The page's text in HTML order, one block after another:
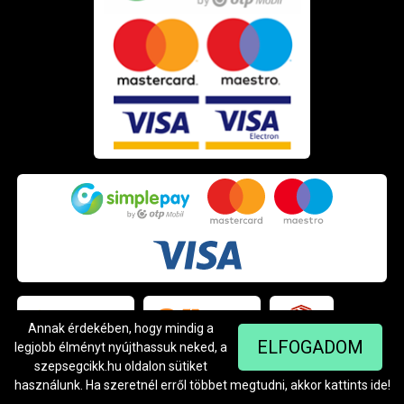
ELFOGADOM
Annak érdekében, hogy mindig a
legjobb élményt nyújthassuk neked, a
szepsegcikk.hu oldalon sütiket
használunk. Ha szeretnél erről többet megtudni, akkor kattints ide!